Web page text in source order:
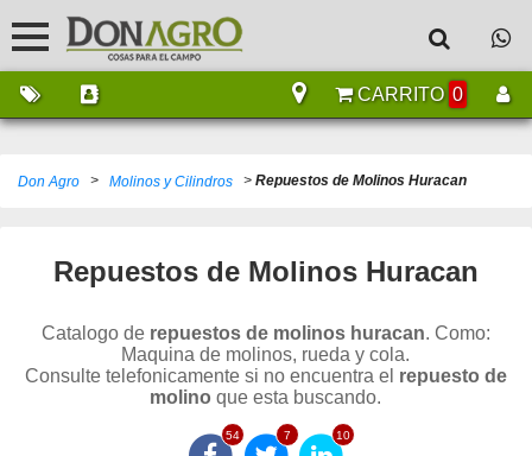
CARRITO 0
Don Agro > Molinos y Cilindros > Repuestos de Molinos Huracan
Repuestos de Molinos Huracan
Catalogo de repuestos de molinos huracan. Como:
Maquina de molinos, rueda y cola.
Consulte telefonicamente si no encuentra el repuesto de
molino que esta buscando.
54 7 10